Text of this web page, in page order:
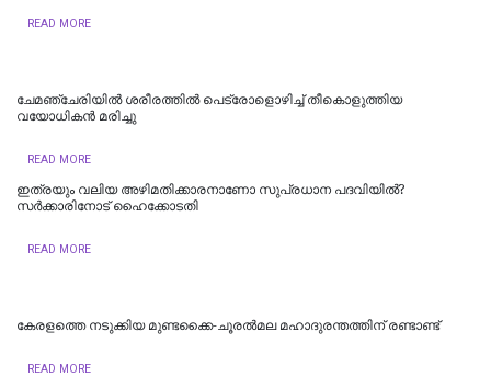
READ MORE
ചേമഞ്ചേരിയില്‍ ശരീരത്തില്‍ പെട്രോളൊഴിച്ച് തീകൊളുത്തിയ
വയോധികന്‍ മരിച്ചു
READ MORE
ഇത്രയും വലിയ അഴിമതിക്കാരനാണോ സുപ്രധാന പദവിയിൽ?
സർക്കാരിനോട് ഹൈക്കോടതി
READ MORE
കേരളത്തെ നടുക്കിയ മുണ്ടക്കൈ-ചൂരല്‍മല മഹാദുരന്തത്തിന് രണ്ടാണ്ട്
READ MORE